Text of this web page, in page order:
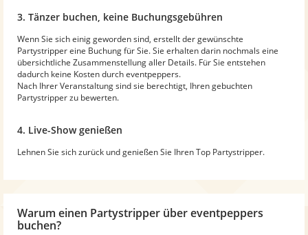
3. Tänzer buchen, keine Buchungsgebühren
Wenn Sie sich einig geworden sind, erstellt der gewünschte
Partystripper eine Buchung für Sie. Sie erhalten darin nochmals eine
übersichtliche Zusammenstellung aller Details. Für Sie entstehen
dadurch keine Kosten durch eventpeppers.
Nach Ihrer Veranstaltung sind sie berechtigt, Ihren gebuchten
Partystripper zu bewerten.
4. Live-Show genießen
Lehnen Sie sich zurück und genießen Sie Ihren Top Partystripper.
Warum einen Partystripper über eventpeppers
buchen?